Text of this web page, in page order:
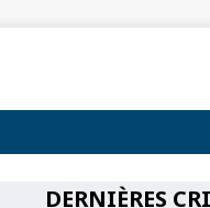
DERNIÈRES